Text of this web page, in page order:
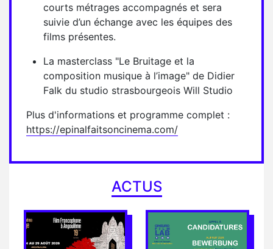
courts métrages accompagnés et sera
suivie d’un échange avec les équipes des
films présentes.
La masterclass "Le Bruitage et la
composition musique à l’image" de Didier
Falk du studio strasbourgeois Will Studio
Plus d'informations et programme complet :
https://epinalfaitsoncinema.com/
ACTUS